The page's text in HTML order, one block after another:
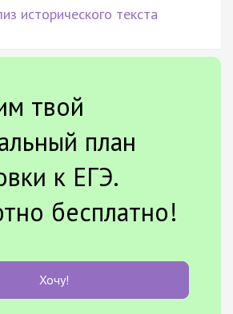
исторического текста
твой
план
к ЕГЭ.
бесплатно!
Хочу!